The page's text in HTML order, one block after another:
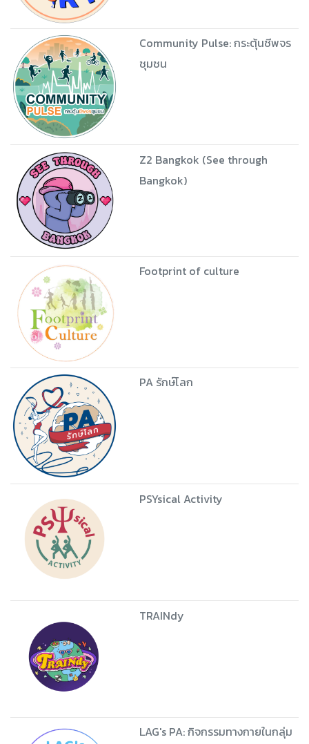
Community Pulse: กระตุ้นชีพจร
ชุมชน
Z2 Bangkok (See through
Bangkok)
Footprint of culture
PA รักษ์โลก
PSYsical Activity
TRAINdy
LAG's PA: กิจกรรมทางกายในกลุ่ม